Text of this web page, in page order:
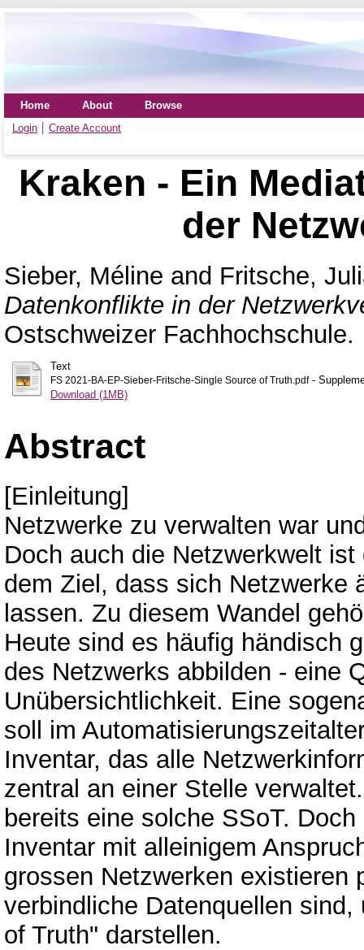
Home About
Browse
Login
Create Account
Kraken - Ein
der
Sieber, Méline and Fritsche,
Datenkonflikte in der
Ostschweizer Fachhochschule.
Text
FS 2021-BA-EP-Sieber-Fritsche-Single Source of Truth.pdf-
Download (1MB)
Abstract
[Einleitung]
Netzwerke zu verwalten war
Doch auch die Netzwerkwelt
dem Ziel, dass sich Netzwerke
lassen. Zu diesem Wandel
Heute sind es häufig händisch
des Netzwerks abbilden - eine
Unübersichtlichkeit. Eine
soll im
Inventar, das alle
zentral an einer Stelle
bereits eine solche SSoT.
Inventar mit alleinigem
grossen Netzwerken existieren
verbindliche Datenquellen
of Truth" darstellen.